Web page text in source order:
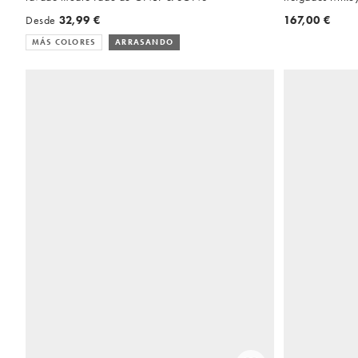
Desde 32,99 €
MÁS COLORES ARRASANDO
lavado claro
167,00 €